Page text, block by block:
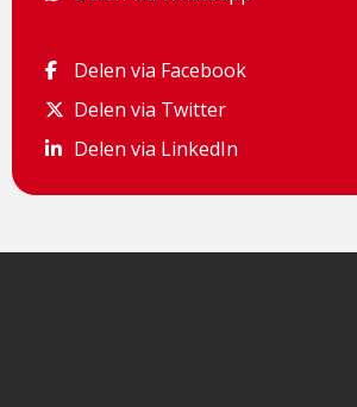
Delen via Facebook
Delen via Facebook
Delen via Twitter
Delen via Twitter
Delen via LinkedIn
Delen via LinkedIn